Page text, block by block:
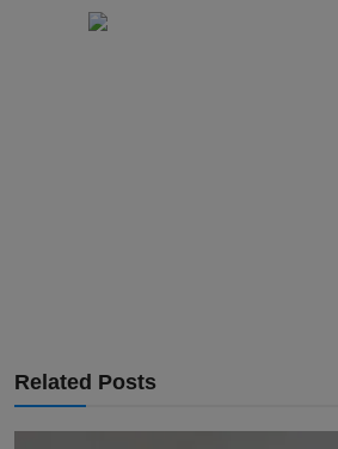
Related Posts